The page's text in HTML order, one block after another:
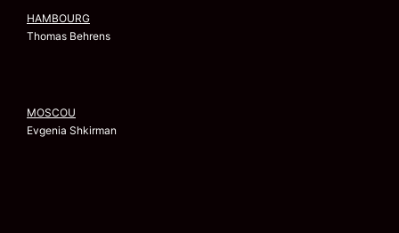
HAMBOURG
Thomas Behrens
MOSCOU
Evgenia Shkirman